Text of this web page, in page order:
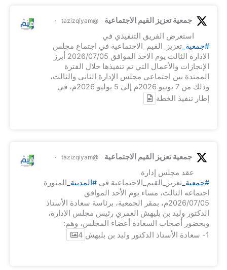
جمعية تعزيز القيم الاجتماعية @tazizqiyam
·
استعرض الفريق التنفيذي في
#جمعية_ تعزيز_القيم_الاجتماعية في اجتماع مجلس
الادارة الثالث يوم الاحد الموافق 2026/07/05 أبرز
الإنجازات والأعمال التي تم تنفيذها خلال الفترة
الممتدة بين اجتماعي مجلس الإدارة الثاني والثالث،
وذلك من 7 يونيو 2026م إلى 5 يوليو 2026م، في
إطار تنفيذ الخطة
جمعية تعزيز القيم الاجتماعية @tazizqiyam
·
عقد مجلس إدارة
#جمعية_ تعزيز_القيم_الاجتماعية في #المدينة_ المنورة
اجتماعه الثالث، مساء يوم الأحد الموافق
2026/07/05م، بمقر الجمعية، برئاسة سعادة الأستاذ
الدكتور وليد بن بليهش العمري رئيس مجلس الإدارة،
وبحضور أصحاب السعادة أعضاء المجلس، وهم:
1- سعادة الأستاذ الدكتور وليد بن بليهش
4